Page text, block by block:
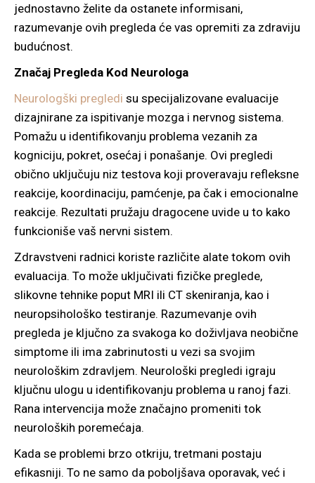
jednostavno želite da ostanete informisani,
razumevanje ovih pregleda će vas opremiti za zdraviju
budućnost.
Značaj Pregleda Kod Neurologa
Neurologški pregledi su specijalizovane evaluacije
dizajnirane za ispitivanje mozga i nervnog sistema.
Pomažu u identifikovanju problema vezanih za
kogniciju, pokret, osećaj i ponašanje. Ovi pregledi
obično uključuju niz testova koji proveravaju refleksne
reakcije, koordinaciju, pamćenje, pa čak i emocionalne
reakcije. Rezultati pružaju dragocene uvide u to kako
funkcioniše vaš nervni sistem.
Zdravstveni radnici koriste različite alate tokom ovih
evaluacija. To može uključivati fizičke preglede,
slikovne tehnike poput MRI ili CT skeniranja, kao i
neuropsihološko testiranje. Razumevanje ovih
pregleda je ključno za svakoga ko doživljava neobične
simptome ili ima zabrinutosti u vezi sa svojim
neurološkim zdravljem. Neurološki pregledi igraju
ključnu ulogu u identifikovanju problema u ranoj fazi.
Rana intervencija može značajno promeniti tok
neuroloških poremećaja.
Kada se problemi brzo otkriju, tretmani postaju
efikasniji. To ne samo da poboljšava oporavak, već i